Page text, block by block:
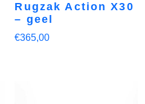
Rugzak Action X30
– geel
€365,00